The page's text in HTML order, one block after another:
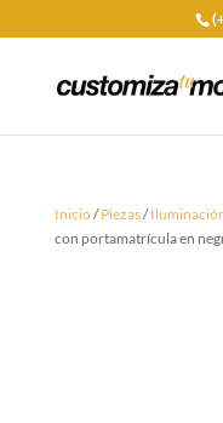
Inicio/Piezas/
con portamatrícula en